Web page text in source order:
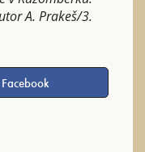
A. Prakeš/3.